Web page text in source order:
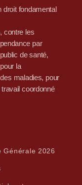
droit fondamental
contre les
par
de santé,
la
maladies, pour
coordonné
Générale 2026